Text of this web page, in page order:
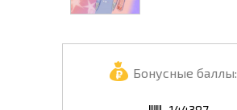
Бонусные баллы: